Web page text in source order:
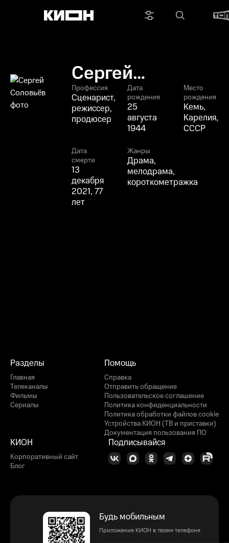
Сергей
Соловьёв
Профессия
Сценарист,
режиссер,
продюсер
Дата
рождения
25
августа
1944
Место
рождения
Кемь,
Карелия,
СССР
Дата
смерти
13
декабря
2021, 77
лет
Жанры
Драма,
мелодрама,
короткометражка
Разделы
Главная
Телеканалы
Фильмы
Сериалы
Помощь
Справка
Отправить обращение
Пользовательское соглашение
Политика конфиденциальности
Политика обработки файлов cookie
Устройства КИОН (ТВ и приставки)
Документация пользования ПО
КИОН
Корпоративный сайт
Блог
Подписывайся
Будь мобильным
Приложение КИОН в твоем телефоне